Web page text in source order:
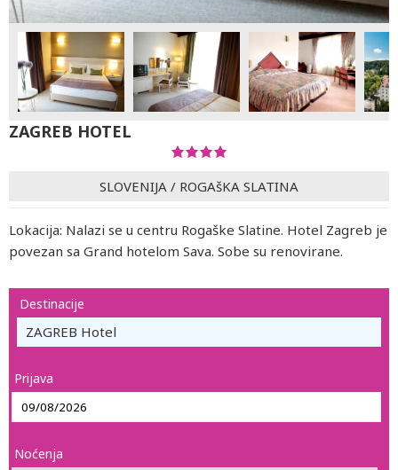
ZAGREB HOTEL
SLOVENIJA / ROGAšKA SLATINA
Lokacija: Nalazi se u centru Rogaške Slatine. Hotel Zagreb je
povezan sa Grand hotelom Sava. Sobe su renovirane.
Destinacije
ZAGREB Hotel
Prijava
Noćenja